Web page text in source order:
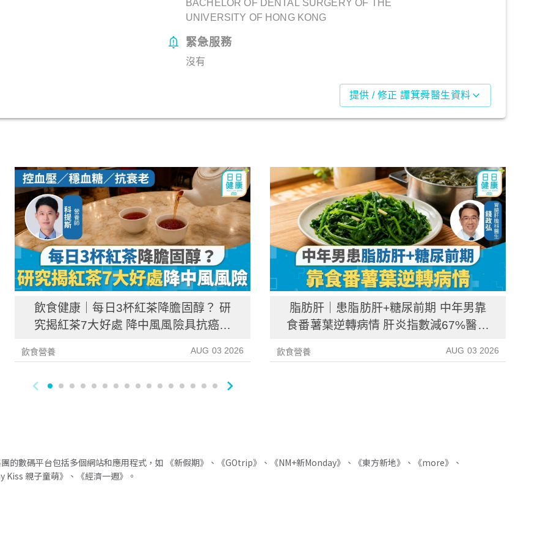
BACHELOR OF DENTAL SURGERY OF THE
UNIVERSITY OF HONG KONG
緊急服務
沒有
提供 / 修正 譚箕舜醫生資料
飲食健康｜每日3杯紅茶降膽固醇？ 研
究揭紅茶7大好處 降中風風險具抗癌潛
飲食營養 AUG 03 2026
脂肪肝｜患脂肪肝+糖尿前期 中年男靠
食番薯葉逆轉病情 肝炎指數減67%醫生
飲食營養 AUG 03 2026